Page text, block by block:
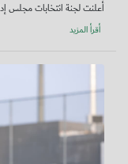
أعلنت لجنة انتخابات مجلس
أقرأ المزيد